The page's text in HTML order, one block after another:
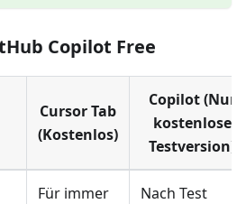
Copilot Free
Cursor Tab
(Kostenlos)
Copilot (Nur
kostenlose
Testversion)
Für immer
Nach Test